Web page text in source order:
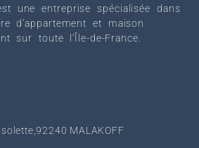
une entreprise spécialisée dans
d’appartement et maison
sur toute l’Île-de-France.
MALAKOFF